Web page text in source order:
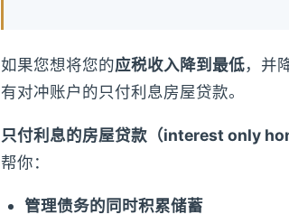
如果您想将您的应税收入降到最低，并
有对冲账户的只付利息房屋贷款。
只付利息的房屋贷款（interest only
帮你：
管理债务的同时积累储蓄